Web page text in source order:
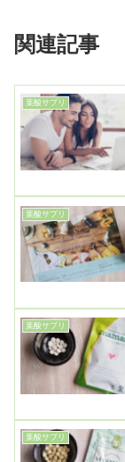
関連記事
葉酸サプリ
葉酸サプリ
葉酸サプリ
葉酸サプリ